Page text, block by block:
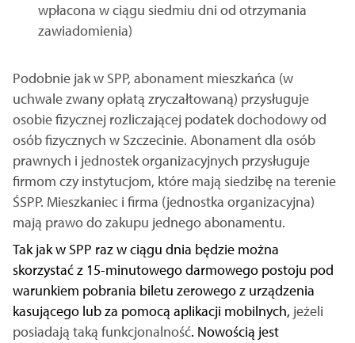
wpłacona w ciągu siedmiu dni od otrzymania
zawiadomienia)
Podobnie jak w SPP, abonament mieszkańca (w
uchwale zwany opłatą zryczałtowaną) przysługuje
osobie fizycznej rozliczającej podatek dochodowy od
osób fizycznych w Szczecinie. Abonament dla osób
prawnych i jednostek organizacyjnych przysługuje
firmom czy instytucjom, które mają siedzibę na terenie
ŚSPP. Mieszkaniec i firma (jednostka organizacyjna)
mają prawo do zakupu jednego abonamentu.
Tak jak w SPP raz w ciągu dnia będzie można
skorzystać z 15-minutowego darmowego postoju pod
warunkiem pobrania biletu zerowego z urządzenia
kasującego lub za pomocą aplikacji mobilnych, jeżeli
posiadają taką funkcjonalność. Nowością jest